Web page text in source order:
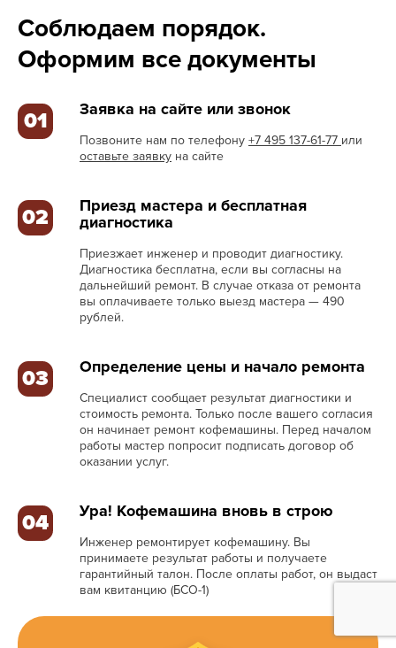
Соблюдаем порядок.
Оформим все документы
01 Заявка на сайте или звонок
Позвоните нам по телефону +7 495 137-61-77 или
оставьте заявку на сайте
02
Приезд мастера и бесплатная
диагностика
Приезжает инженер и проводит диагностику.
Диагностика бесплатна, если вы согласны на
дальнейший ремонт. В случае отказа от ремонта
вы оплачиваете только выезд мастера — 490
рублей.
03 Определение цены и начало ремонта
Специалист сообщает результат диагностики и
стоимость ремонта. Только после вашего согласия
он начинает ремонт кофемашины. Перед началом
работы мастер попросит подписать договор об
оказании услуг.
04 Ура! Кофемашина вновь в строю
Инженер ремонтирует кофемашину. Вы
принимаете результат работы и получаете
гарантийный талон. После оплаты работ, он выдаст
вам квитанцию (БСО-1)